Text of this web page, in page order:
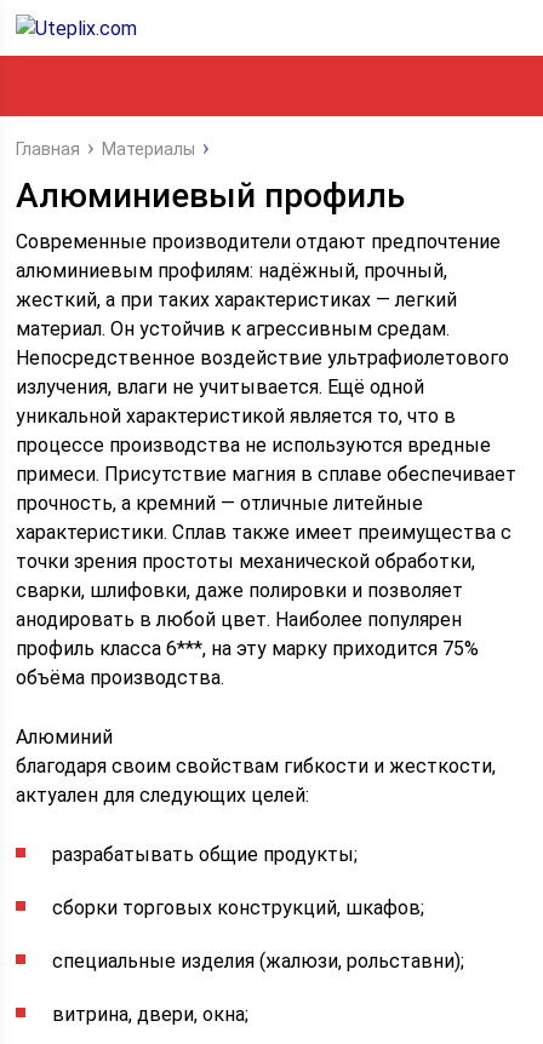
Главная Материалы
Алюминиевый профиль
Современные производители отдают предпочтение
алюминиевым профилям: надёжный, прочный,
жесткий, а при таких характеристиках — легкий
материал. Он устойчив к агрессивным средам.
Непосредственное воздействие ультрафиолетового
излучения, влаги не учитывается. Ещё одной
уникальной характеристикой является то, что в
процессе производства не используются вредные
примеси. Присутствие магния в сплаве обеспечивает
прочность, а кремний — отличные литейные
характеристики. Сплав также имеет преимущества с
точки зрения простоты механической обработки,
сварки, шлифовки, даже полировки и позволяет
анодировать в любой цвет. Наиболее популярен
профиль класса 6***, на эту марку приходится 75%
объёма производства.
Алюминий
благодаря своим свойствам гибкости и жесткости,
актуален для следующих целей:
разрабатывать общие продукты;
сборки торговых конструкций, шкафов;
специальные изделия (жалюзи, рольставни);
витрина, двери, окна;